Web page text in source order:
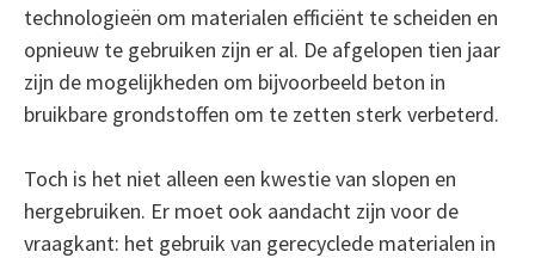
technologieën om materialen efficiënt te scheiden en
opnieuw te gebruiken zijn er al. De afgelopen tien jaar
zijn de mogelijkheden om bijvoorbeeld beton in
bruikbare grondstoffen om te zetten sterk verbeterd.
Toch is het niet alleen een kwestie van slopen en
hergebruiken. Er moet ook aandacht zijn voor de
vraagkant: het gebruik van gerecyclede materialen in